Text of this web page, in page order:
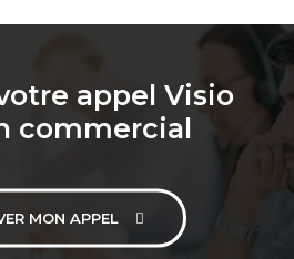
appel Visio
commercial
MON APPEL